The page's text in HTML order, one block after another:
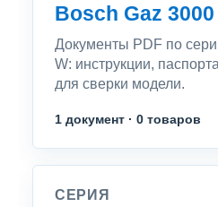
Bosch Gaz 3000
Документы PDF по
W: инструкции,
для сверки модели.
1 документ · 0 товаров
СЕРИЯ